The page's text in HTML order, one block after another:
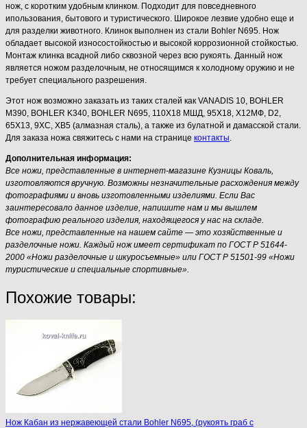
нож, с коротким удобным клинком. Подходит для повседневного
ипользования, бытового и туристического. Широкое лезвие удобно еще и
для разделки животного. Клинок выполнен из стали Bohler N695. Нож
обладает высокой износостойкостью и высокой коррозионной стойкостью.
Монтаж клинка всадной либо сквозной через всю рукоять. Данный нож
является ножом разделочным, не относящимся к холодному оружию и не
требует специального разрешения.
Этот нож возможно заказать из таких сталей как VANADIS 10, BOHLER
M390, BOHLER K340, BOHLER N695, 110Х18 МШД, 95Х18, Х12МФ, D2,
65Х13, 9ХС, ХВ5 (алмазная сталь), а также из булатной и дамасской стали.
Для заказа ножа свяжитесь с нами на странице контакты.
Дополнительная информация:
Все ножи, представленные в интернет-магазине Кузницы Коваль,
изготовляются вручную. Возможны незначительные расхождения между
фотографиями и вновь изготовленными изделиями. Если Вас
заинтересовало данное изделие, напишите нам и мы вышлем
фотографию реального изделия, находящегося у нас на складе.
Все ножи, представленные на нашем сайте — это хозяйственные и
разделочные ножи. Каждый нож имеет сертификат по ГОСТ Р 51644-
2000 «Ножи разделочные и шкуросъемные» или ГОСТ Р 51501-99 «Ножи
туристические и специальные спортивные».
Похожие товары:
Нож Кабан из нержавеющей стали Bohler N695, (рукоять граб с